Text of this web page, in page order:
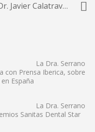
El Dr. Javier Calatrava gana el premio al mejor póster clínico en el III Simposio Internacional de Cirugía Mucogingival alrededor de dientes e implantes en Florencia
La Dra. Serrano
con Prensa Iberica, sobre
España
La Dra. Serrano
Sanitas Dental Star